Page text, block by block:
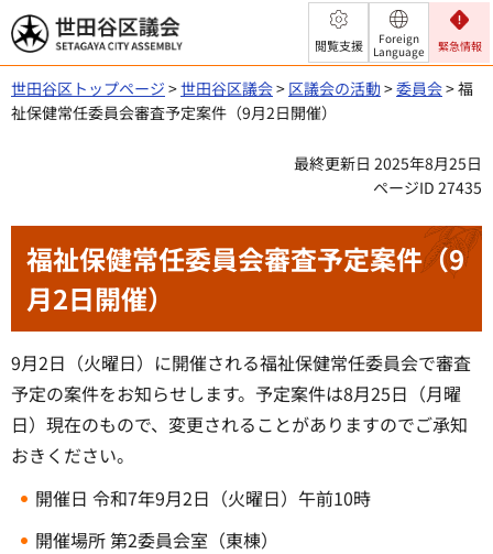
世田谷区議会
閲覧支援
Foreign
Language
緊急情報
世田谷区トップページ >世田谷区議会> 区議会の活動>委員会> 福
祉保健常任委員会審査予定案件（9月2日開催）
最終更新日 2025年8月25日
ページID 27435
福祉保健常任委員会審査予定案件（9
月2日開催）
9月2日（火曜日）に開催される福祉保健常任委員会で審査
予定の案件をお知らせします。予定案件は8月25日（月曜
日）現在のもので、変更されることがありますのでご承知
おきください。
開催日 令和7年9月2日（火曜日）午前10時
開催場所 第2委員会室（東棟）